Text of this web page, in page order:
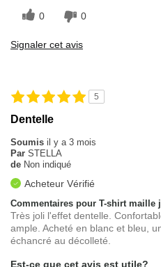
0 0
Signaler cet avis
5
Dentelle
Soumis il y a 3 mois
Par STELLA
de Non indiqué
Acheteur Vérifié
Commentaires pour T-shirt maille
Très joli l'effet dentelle.
ample. Acheté en blanc et bleu,
échancré au décolleté.
Est-ce que cet avis est utile?